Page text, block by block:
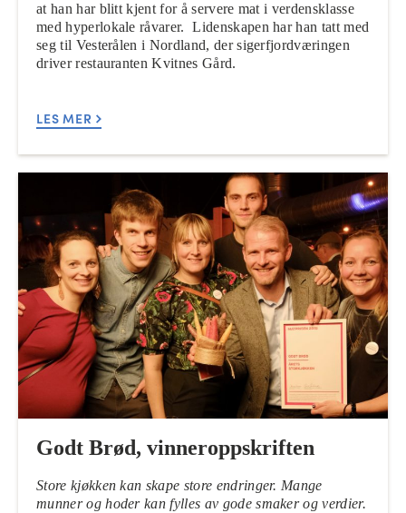
at han har blitt kjent for å servere mat i verdensklasse
med hyperlokale råvarer. Lidenskapen har han tatt med
seg til Vesterålen i Nordland, der sigerfjordværingen
driver restauranten Kvitnes Gård.
LES MER
Godt Brød, vinneroppskriften
Store kjøkken kan skape store endringer. Mange
munner og hoder kan fylles av gode smaker og verdier.